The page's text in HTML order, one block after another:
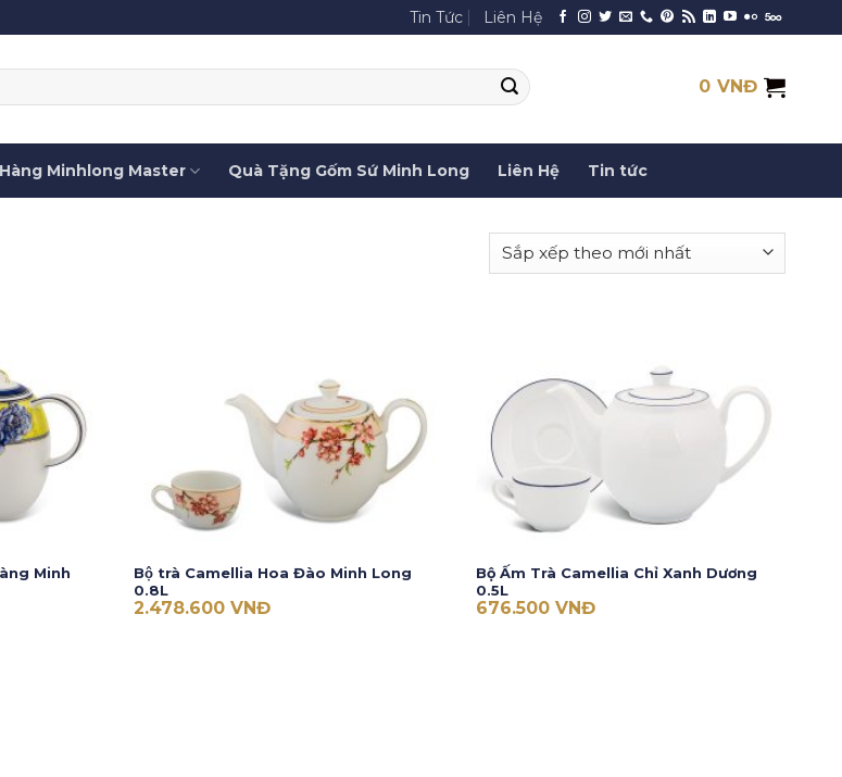
Tin Tức Liên Hệ
0 VNĐ
Minhlong Master Quà Tặng Gốm Sứ Minh Long Liên Hệ Tin tức
Minh
Bộ trà Camellia Hoa Đào Minh Long
0.8L
2.478.600 VNĐ
Bộ Ấm Trà Camellia Chỉ Xanh Dương
0.5L
676.500 VNĐ